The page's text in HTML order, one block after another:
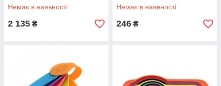
Немає в наявності
2 135 ₴
Немає в наявності
246 ₴